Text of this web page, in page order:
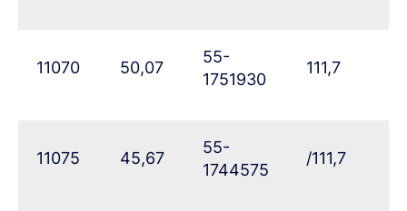
11070 50,07
55-
1751930
111,7
11075 45,67
55-
1744575
/111,7